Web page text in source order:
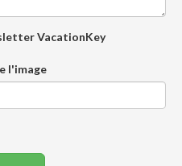
VacationKey
l'image